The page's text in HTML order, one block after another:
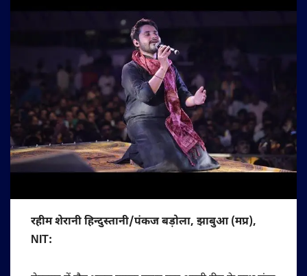
रहीम शेरानी हिन्दुस्तानी/पंकज बड़ोला, झाबुआ (मप्र),
NIT: